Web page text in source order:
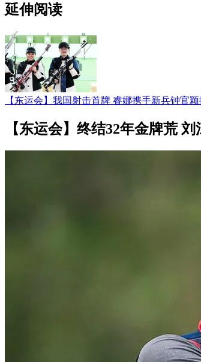
延伸阅读
【东运会】我国射击首牌 睿娜携手新兵钟官
【东运会】终结32年金牌荒